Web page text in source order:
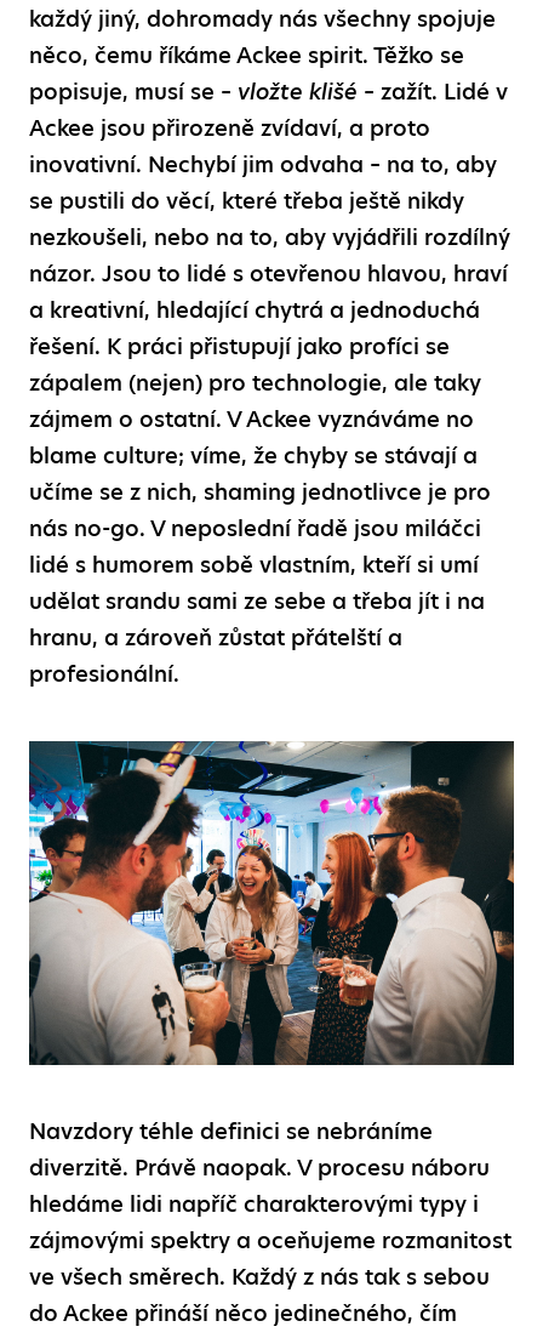
každý jiný, dohromady nás všechny spojuje
něco, čemu říkáme Ackee spirit. Těžko se
popisuje, musí se – vložte klišé – zažít. Lidé v
Ackee jsou přirozeně zvídaví, a proto
inovativní. Nechybí jim odvaha – na to, aby
se pustili do věcí, které třeba ještě nikdy
nezkoušeli, nebo na to, aby vyjádřili rozdílný
názor. Jsou to lidé s otevřenou hlavou, hraví
a kreativní, hledající chytrá a jednoduchá
řešení. K práci přistupují jako profíci se
zápalem (nejen) pro technologie, ale taky
zájmem o ostatní. V Ackee vyznáváme no
blame culture; víme, že chyby se stávají a
učíme se z nich, shaming jednotlivce je pro
nás no-go. V neposlední řadě jsou miláčci
lidé s humorem sobě vlastním, kteří si umí
udělat srandu sami ze sebe a třeba jít i na
hranu, a zároveň zůstat přátelští a
profesionální.
Navzdory téhle definici se nebráníme
diverzitě. Právě naopak. V procesu náboru
hledáme lidi napříč charakterovými typy i
zájmovými spektry a oceňujeme rozmanitost
ve všech směrech. Každý z nás tak s sebou
do Ackee přináší něco jedinečného, čím